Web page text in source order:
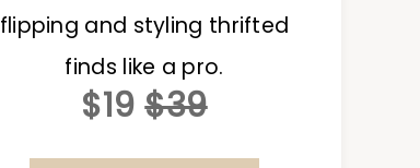
flipping and styling thrifted
finds like a pro.
$19 $39